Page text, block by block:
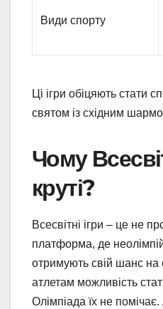
Види спорту
Ці ігри обіцяють стати
святом із східним
Чому
круті?
Всесвітні ігри – це не
платформа, де
отримують свій шанс
атлетам можливість
Олімпіада їх не